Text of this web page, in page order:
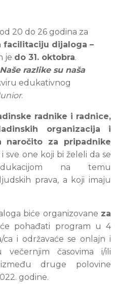
20 do 26 godina za
je do 31. oktobra.
Naše razlike su naša
edukativnog
.
radnike i radnice,
organizacija i
naročito za pripadnike
i sve one koji bi želeli da se
na temu
prava, a koji imaju
biće organizovane za
pohađati program u 4
i održavaće se onlajn i
časovima i/ili
druge polovine
godine.